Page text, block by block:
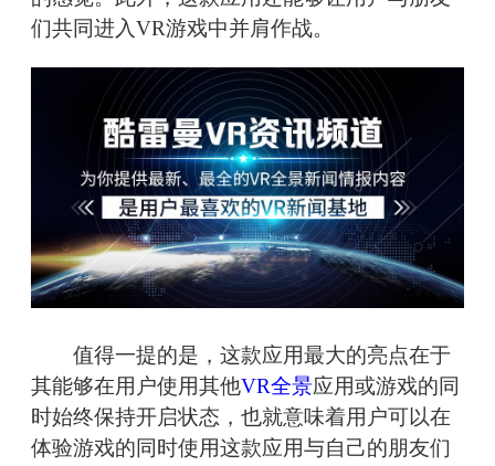
们共同进入VR游戏中并肩作战。
值得一提的是，这款应用最大的亮点在于
其能够在用户使用其他VR全景应用或游戏的同
时始终保持开启状态，也就意味着用户可以在
体验游戏的同时使用这款应用与自己的朋友们